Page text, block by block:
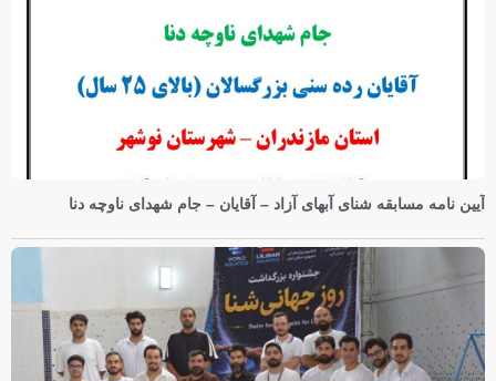
آیین نامه مسابقه شنای آبهای آزاد – آقایان – جام شهدای ناوچه دنا